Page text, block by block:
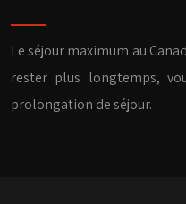
Le séjour maximum au
rester plus longtemps,
prolongation de séjour.